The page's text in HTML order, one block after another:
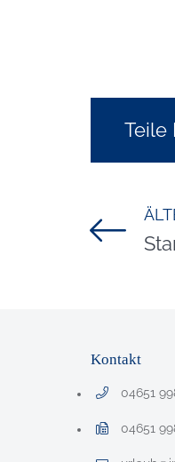
Teile
Kontakt
04651
04651
Faxnummer: